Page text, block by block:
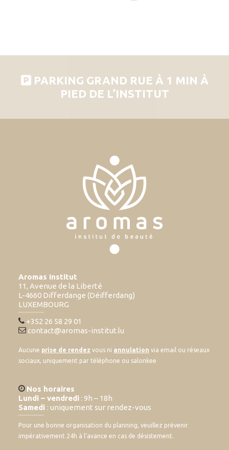
PARKING GRAND RUE À 1 MIN À
PIED DE L’INSTITUT
Aromas Institut
11, Avenue de la Liberté
L-4660 Differdange (Déifferdang)
LUXEMBOURG
+352 26 58 29 01
contact@aromas-institut.lu
Aucune prise de rendez vous ni annulation via email ou réseaux
sociaux, uniquement par téléphone ou salonkee
Nos horaires
Lundi – vendredi : 9h – 18h
Samedi : uniquement sur rendez-vous
Pour une bonne organisation du planning, veuillez prévenir
impérativement 24h à l’avance en cas de désistement.